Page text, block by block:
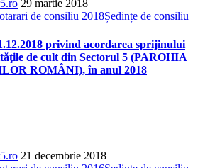
29 martie 2018
de consiliu 2018Ședințe de consiliu
privind acordarea sprijinului
de cult din Sectorul 5 (PAROHIA
ROMÂNI), în anul 2018
21 decembrie 2018